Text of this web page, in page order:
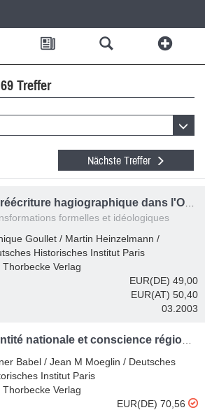
Treffer
Nächste Treffer
formelles et idéologiques
Goullet / Martin Heinzelmann /
Historisches Institut Paris
Thorbecke Verlag
EUR(DE) 49,00
EUR(AT) 50,40
03.2003
Babel / Jean M Moeglin / Deutsches
Institut Paris
Thorbecke Verlag
EUR(DE) 70,56